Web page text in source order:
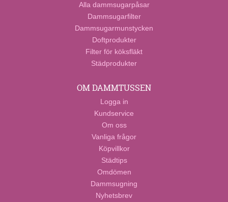
Alla dammsugarpåsar
Dammsugarfilter
Dammsugarmunstycken
Doftprodukter
Filter för köksfläkt
Städprodukter
OM DAMMTUSSEN
Logga in
Kundservice
Om oss
Vanliga frågor
Köpvillkor
Städtips
Omdömen
Dammsugning
Nyhetsbrev